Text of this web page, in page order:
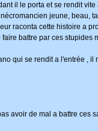
il le porta et se rendit
jeune,
raconta cette histoire a
battre par ces stupides
qui se rendit a l'entrée ,
avoir de mal a battre ces